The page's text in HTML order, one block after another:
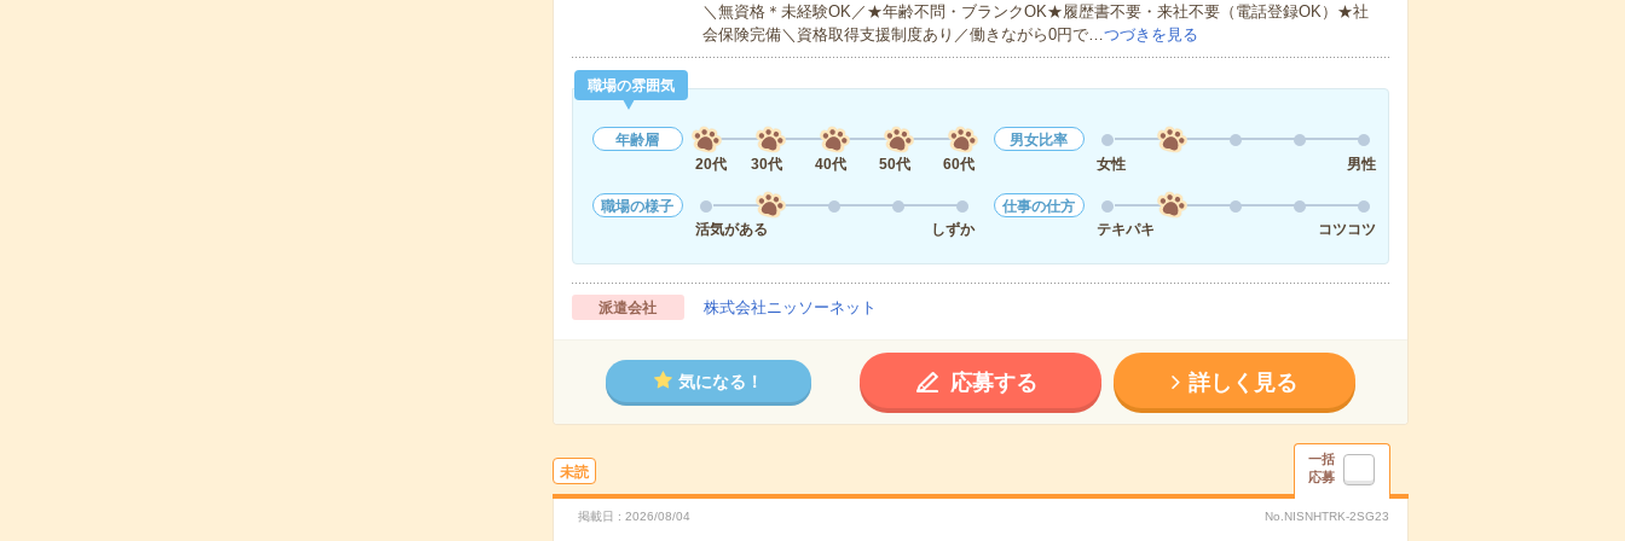
＼無資格＊未経験OK／★年齢不問・ブランクOK★履歴書不要・来社不要（電話登録OK）★社
会保険完備＼資格取得支援制度あり／働きながら0円で…つづきを見る
職場の雰囲気
年齢層
20代
30代 40代 50代 60代
男女比率
女性
男性
職場の様子
活気がある
しずか
仕事の仕方
テキパキ
コツコツ
派遣会社 株式会社ニッソーネット
気になる！ 応募する 詳しく見る
未読
一括
応募
掲載日 2026/08/04 No.NISNHTRK-2SG23